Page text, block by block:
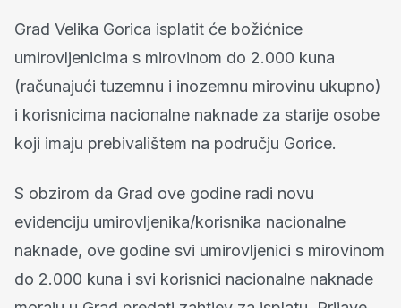
Grad Velika Gorica isplatit će božićnice
umirovljenicima s mirovinom do 2.000 kuna
(računajući tuzemnu i inozemnu mirovinu ukupno)
i korisnicima nacionalne naknade za starije osobe
koji imaju prebivalištem na području Gorice.
S obzirom da Grad ove godine radi novu
evidenciju umirovljenika/korisnika nacionalne
naknade, ove godine svi umirovljenici s mirovinom
do 2.000 kuna i svi korisnici nacionalne naknade